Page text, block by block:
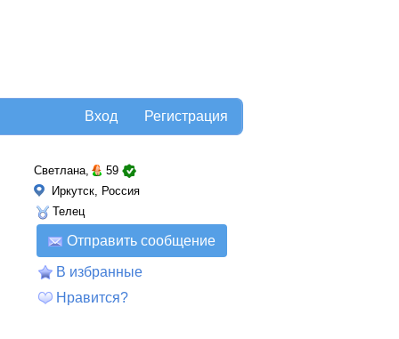
Регистрация
Вход
Светлана,
59
Иркутск, Россия
Телец
Отправить сообщение
В избранные
Нравится?